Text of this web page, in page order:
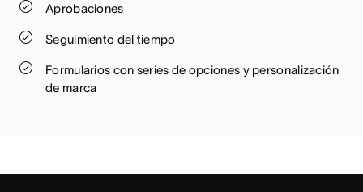
Aprobaciones
Seguimiento del tiempo
Formularios con series de opciones y personalización
de marca